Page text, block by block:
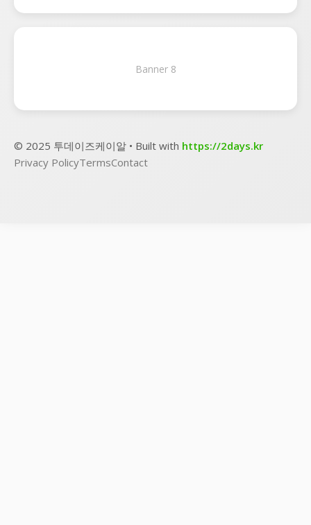
Banner 8
© 2025 투데이즈케이알 • Built with https://2days.kr
Privacy PolicyTermsContact